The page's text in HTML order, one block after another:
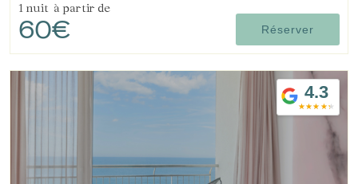
1 nuit à partir de
60€ Réserver
4.3